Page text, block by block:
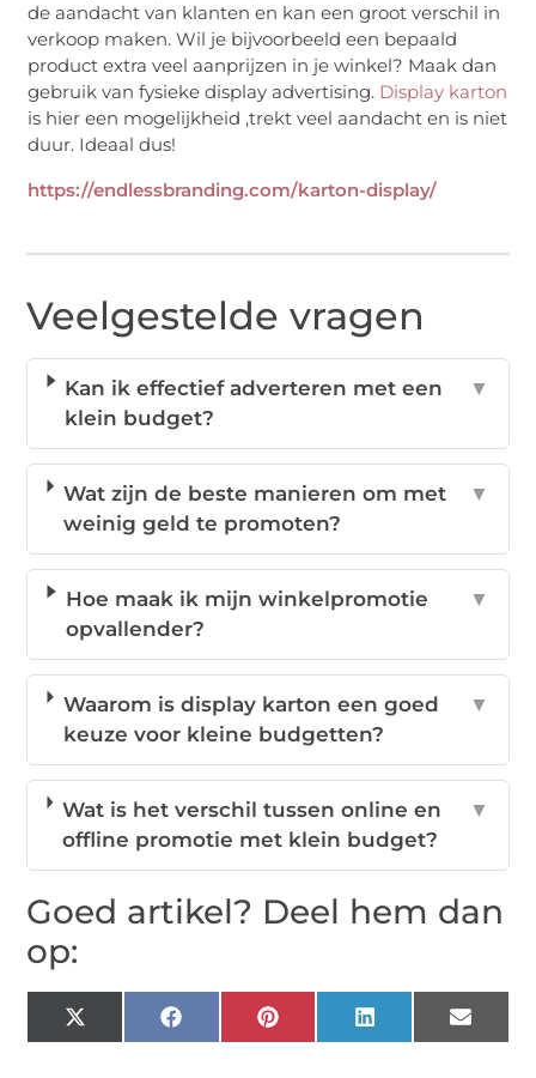
de aandacht van klanten en kan een groot verschil in
verkoop maken. Wil je bijvoorbeeld een bepaald
product extra veel aanprijzen in je winkel? Maak dan
gebruik van fysieke display advertising. Display karton
is hier een mogelijkheid ,trekt veel aandacht en is niet
duur. Ideaal dus!
https://endlessbranding.com/karton-display/
Veelgestelde vragen
Kan ik effectief adverteren met een
klein budget?
▼
Wat zijn de beste manieren om met
weinig geld te promoten?
▼
Hoe maak ik mijn winkelpromotie
opvallender?
▼
Waarom is display karton een goed
keuze voor kleine budgetten?
▼
Wat is het verschil tussen online en
offline promotie met klein budget?
▼
Goed artikel? Deel hem dan
op:
X
(Twitter)
FacebookPinterestLinkedIn Email